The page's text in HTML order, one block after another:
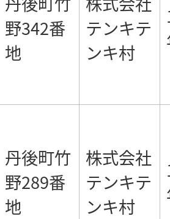
野342番
地
テンキテ
ンキ村
丹後町竹
野289番
地
株式会社
テンキテ
ンキ村